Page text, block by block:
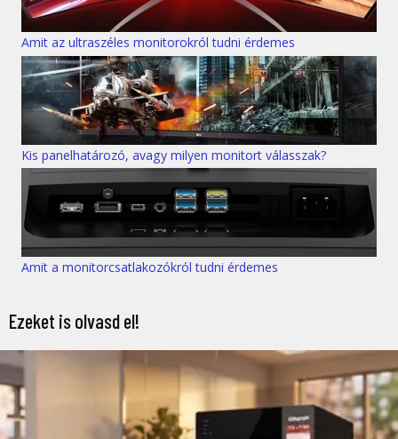
Amit az ultraszéles monitorokról tudni érdemes
Kis panelhatározó, avagy milyen monitort válasszak?
Amit a monitorcsatlakozókról tudni érdemes
Ezeket is olvasd el!